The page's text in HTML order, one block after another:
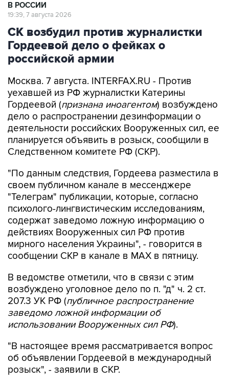
В РОССИИ
19:39, 7 августа 2026
СК возбудил против журналистки
Гордеевой дело о фейках о
российской армии
Москва. 7 августа. INTERFAX.RU - Против
уехавшей из РФ журналистки Катерины
Гордеевой (признана иноагентом) возбуждено
дело о распространении дезинформации о
деятельности российских Вооруженных сил, ее
планируется объявить в розыск, сообщили в
Следственном комитете РФ (СКР).
"По данным следствия, Гордеева разместила в
своем публичном канале в мессенджере
"Телеграм" публикации, которые, согласно
психолого-лингвистическим исследованиям,
содержат заведомо ложную информацию о
действиях Вооруженных сил РФ против
мирного населения Украины", - говорится в
сообщении СКР в канале в MAX в пятницу.
В ведомстве отметили, что в связи с этим
возбуждено уголовное дело по п. "д" ч. 2 ст.
207.3 УК РФ (публичное распространение
заведомо ложной информации об
использовании Вооруженных сил РФ).
"В настоящее время рассматривается вопрос
об объявлении Гордеевой в международный
розыск", - заявили в СКР.